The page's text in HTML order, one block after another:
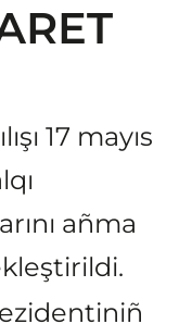
17 mayıs
añma